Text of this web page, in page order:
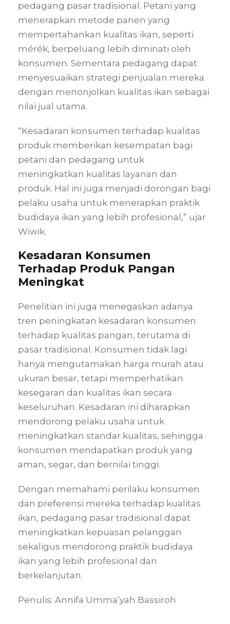
pedagang pasar tradisional. Petani yang
menerapkan metode panen yang
mempertahankan kualitas ikan, seperti
mérék, berpeluang lebih diminati oleh
konsumen. Sementara pedagang dapat
menyesuaikan strategi penjualan mereka
dengan menonjolkan kualitas ikan sebagai
nilai jual utama.
“Kesadaran konsumen terhadap kualitas
produk memberikan kesempatan bagi
petani dan pedagang untuk
meningkatkan kualitas layanan dan
produk. Hal ini juga menjadi dorongan bagi
pelaku usaha untuk menerapkan praktik
budidaya ikan yang lebih profesional,” ujar
Wiwik.
Kesadaran Konsumen
Terhadap Produk Pangan
Meningkat
Penelitian ini juga menegaskan adanya
tren peningkatan kesadaran konsumen
terhadap kualitas pangan, terutama di
pasar tradisional. Konsumen tidak lagi
hanya mengutamakan harga murah atau
ukuran besar, tetapi memperhatikan
kesegaran dan kualitas ikan secara
keseluruhan. Kesadaran ini diharapkan
mendorong pelaku usaha untuk
meningkatkan standar kualitas, sehingga
konsumen mendapatkan produk yang
aman, segar, dan bernilai tinggi.
Dengan memahami perilaku konsumen
dan preferensi mereka terhadap kualitas
ikan, pedagang pasar tradisional dapat
meningkatkan kepuasan pelanggan
sekaligus mendorong praktik budidaya
ikan yang lebih profesional dan
berkelanjutan.
Penulis: Annifa Umma’yah Bassiroh